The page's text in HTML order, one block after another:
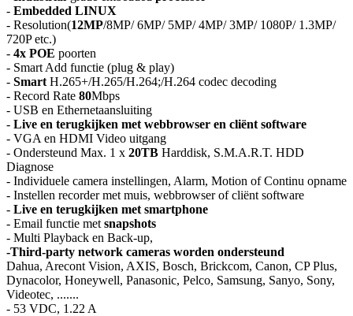
- Embedded LINUX
- Resolution(12MP/8MP/ 6MP/ 5MP/ 4MP/ 3MP/ 1080P/ 1.3MP/
720P etc.)
- 4x POE poorten
- Smart Add functie (plug & play)
- Smart H.265+/H.265/H.264;/H.264 codec decoding
- Record Rate 80Mbps
- USB en Ethernetaansluiting
- Live en terugkijken met webbrowser en cliënt software
- VGA en HDMI Video uitgang
- Ondersteund Max. 1 x 20TB Harddisk, S.M.A.R.T. HDD
Diagnose
- Individuele camera instellingen, Alarm, Motion of Continu opname
- Instellen recorder met muis, webbrowser of cliënt software
- Live en terugkijken met smartphone
- Email functie met snapshots
- Multi Playback en Back-up,
-Third-party network cameras worden ondersteund
Dahua, Arecont Vision, AXIS, Bosch, Brickcom, Canon, CP Plus,
Dynacolor, Honeywell, Panasonic, Pelco, Samsung, Sanyo, Sony,
Videotec, .......
- 53 VDC, 1.22 A